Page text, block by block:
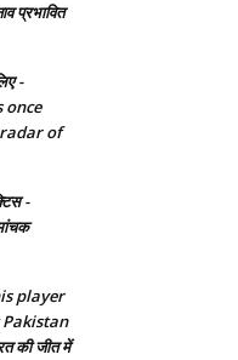
प्रभावित
-
once
of
-
player
की जीत में